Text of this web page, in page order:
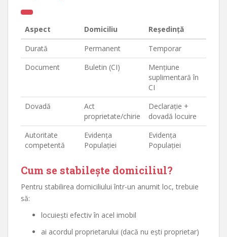
Aspect Domiciliu
Reședință
Durată
Permanent
Temporar
Document
Buletin (CI)
Mențiune
suplimentară în
CI
Dovadă
Act
proprietate/chirie
Declarație +
dovadă locuire
Autoritate
competentă
Evidența
Populației
Evidența
Populației
Cum se stabilește domiciliul?
Pentru stabilirea domiciliului într-un anumit loc, trebuie
să:
locuiești efectiv în acel imobil
ai acordul proprietarului (dacă nu ești proprietar)